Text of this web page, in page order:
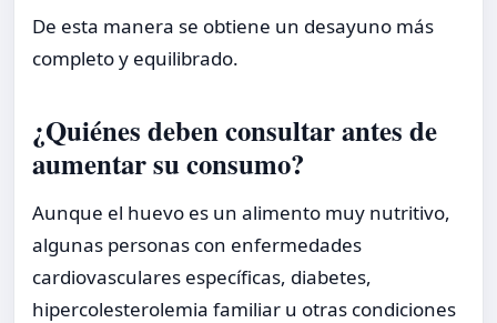
De esta manera se obtiene un desayuno más
completo y equilibrado.
¿Quiénes deben consultar antes de
aumentar su consumo?
Aunque el huevo es un alimento muy nutritivo,
algunas personas con enfermedades
cardiovasculares específicas, diabetes,
hipercolesterolemia familiar u otras condiciones